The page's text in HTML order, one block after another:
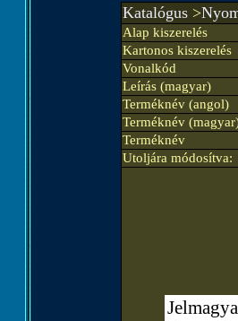
Katalógus >
Alap kiszerelés
Kartonos kiszerelés
Vonalkód
Leírás (magyar)
Terméknév (angol)
Terméknév
Terméknév
Utoljára módosítva: